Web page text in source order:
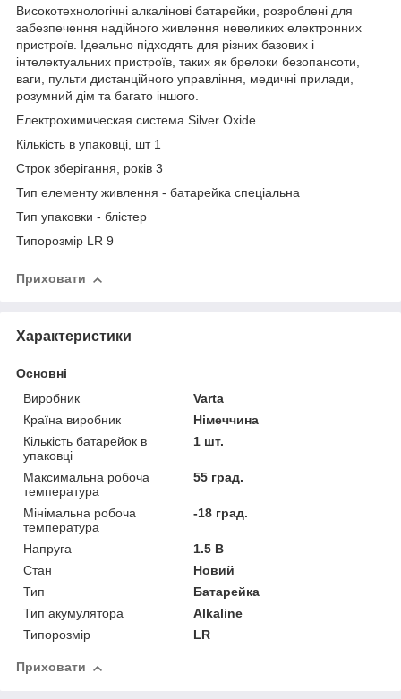
Високотехнологічні алкалінові батарейки, розроблені для
забезпечення надійного живлення невеликих електронних
пристроїв. Ідеально підходять для різних базових і
інтелектуальних пристроїв, таких як брелоки безопансоти,
ваги, пульти дистанційного управління, медичні прилади,
розумний дім та багато іншого.
Електрохимическая система Silver Oxide
Кількість в упаковці, шт 1
Строк зберігання, років 3
Тип елементу живлення - батарейка спеціальна
Тип упаковки - блістер
Типорозмір LR 9
Приховати
Характеристики
Основні
Виробник
Varta
Країна виробник
Німеччина
Кількість батарейок в
упаковці
1 шт.
Максимальна робоча
температура
55 град.
Мінімальна робоча
температура
-18 град.
Напруга
1.5 В
Стан
Новий
Тип
Батарейка
Тип акумулятора
Alkaline
Типорозмір
LR
Приховати